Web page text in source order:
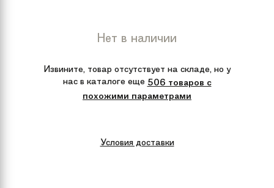
Нет в наличии
Извините, товар отсутствует на складе, но у
нас в каталоге еще 506 товаров с
похожими параметрами
Условия доставки